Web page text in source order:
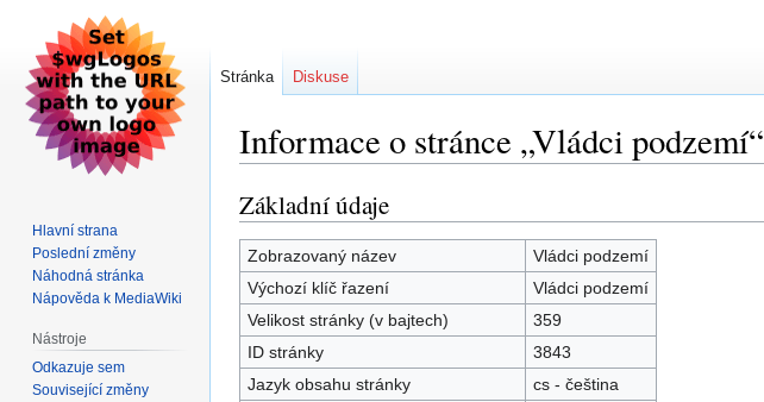
Informace o stránce „Vládci podzemí“
Skočit
na
navigaci
Skočit
na
vyhledávání
Základní údaje
Zobrazovaný název
Vládci podzemí
Výchozí klíč řazení
Vládci podzemí
Velikost stránky (v bajtech)
359
ID stránky
3843
Jazyk obsahu stránky
cs - čeština
Stránka Diskuse
Hlavní strana
Poslední změny
Náhodná stránka
Nápověda k MediaWiki
Nástroje
Odkazuje sem
Související změny